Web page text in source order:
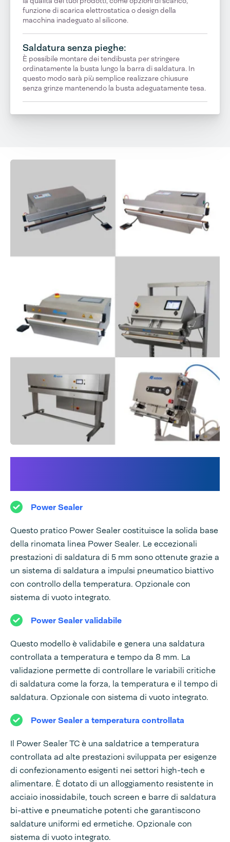
funzione di scarica elettrostatica o design della
macchina inadeguato al silicone.
Saldatura senza pieghe:
È possibile montare dei tendibusta per stringere
ordinatamente la busta lungo la barra di saldatura. In
questo modo sarà più semplice realizzare chiusure
senza grinze mantenendo la busta adeguatamente tesa.
Power Sealer
Questo pratico Power Sealer costituisce la solida base
della rinomata linea Power Sealer. Le eccezionali
prestazioni di saldatura di 5 mm sono ottenute grazie a
un sistema di saldatura a impulsi pneumatico biattivo
con controllo della temperatura. Opzionale con
sistema di vuoto integrato.
Power Sealer validabile
Questo modello è validabile e genera una saldatura
controllata a temperatura e tempo da 8 mm. La
validazione permette di controllare le variabili critiche
di saldatura come la forza, la temperatura e il tempo di
saldatura. Opzionale con sistema di vuoto integrato.
Power Sealer a temperatura controllata
Il Power Sealer TC è una saldatrice a temperatura
controllata ad alte prestazioni sviluppata per esigenze
di confezionamento esigenti nei settori high-tech e
alimentare. È dotato di un alloggiamento resistente in
acciaio inossidabile, touch screen e barre di saldatura
bi-attive e pneumatiche potenti che garantiscono
saldature uniformi ed ermetiche. Opzionale con
sistema di vuoto integrato.